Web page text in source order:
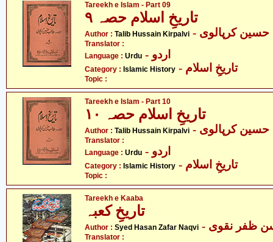
Tareekh e Islam - Part 09
تاریخِ اسلام حصہ ۹
Author : Talib Hussain Kirpalvi حسین کرپالوی
Translator :
Language : Urdu - اردو
Category : Islamic History - تاریخِ اسلام
Topic :
Tareekh e Islam - Part 10
تاریخِ اسلام حصہ ۱۰
Author : Talib Hussain Kirpalvi حسین کرپالوی
Translator :
Language : Urdu - اردو
Category : Islamic History - تاریخِ اسلام
Topic :
Tareekh e Kaaba
تاریخِ کعبہ
Author : Syed Hasan Zafar Naqvi ظفر نقوی
Translator :